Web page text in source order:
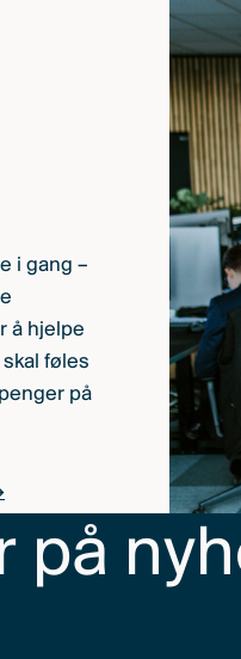
i gang –
å hjelpe
føles
på
på